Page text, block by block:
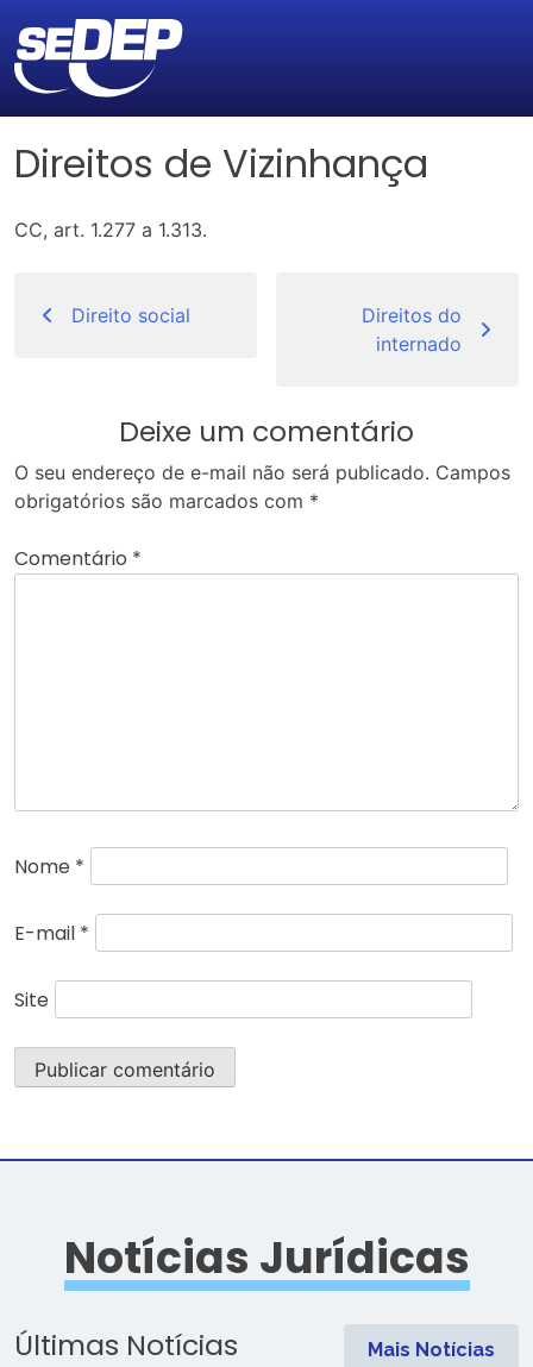
Direitos de Vizinhança
CC, art. 1.277 a 1.313.
de
Direito social
Direitos do
internado
Deixe um comentário
O seu endereço de e-mail não será publicado. Campos
obrigatórios são marcados com *
Comentário *
Nome *
E-mail *
Site
Notícias Jurídicas
Últimas Notícias Mais Notícias